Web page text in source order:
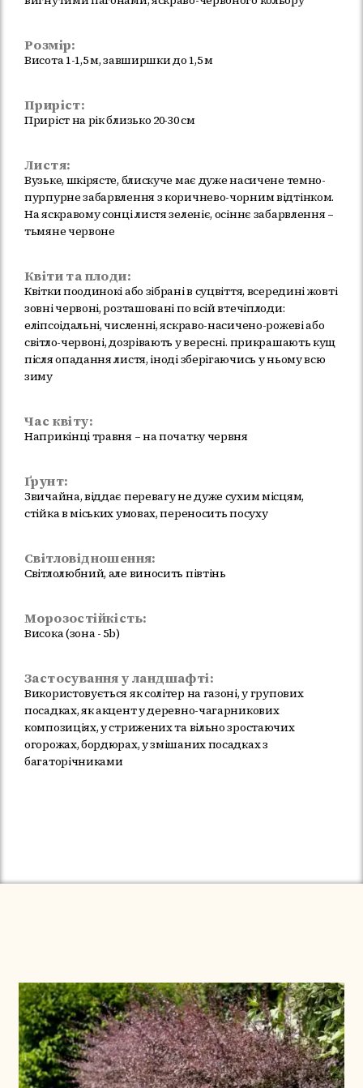
Розмір:
Висота 1-1,5 м, завширшки до 1,5 м
Приріст:
Приріст на рік близько 20-30 см
Листя:
Вузьке, шкірясте, блискуче має дуже насичене темно-
пурпурне забарвлення з коричнево-чорним відтінком.
На яскравому сонці листя зеленіє, осіннє забарвлення –
тьмяне червоне
Квіти та плоди:
Квітки поодинокі або зібрані в суцвіття, всередині жовті
зовні червоні, розташовані по всій втечіплоди:
еліпсоідальні, численні, яскраво-насичено-рожеві або
світло-червоні, дозрівають у вересні. прикрашають кущ
після опадання листя, іноді зберігаючись у ньому всю
зиму
Час квіту:
Наприкінці травня – на початку червня
Ґрунт:
Звичайна, віддає перевагу не дуже сухим місцям,
стійка в міських умовах, переносить посуху
Світловідношення:
Світлолюбний, але виносить півтінь
Морозостійкість:
Висока (зона - 5b)
Застосування у ландшафті:
Використовується як солітер на газоні, у групових
посадках, як акцент у деревно-чагарникових
композиціях, у стрижених та вільно зростаючих
огорожах, бордюрах, у змішаних посадках з
багаторічниками